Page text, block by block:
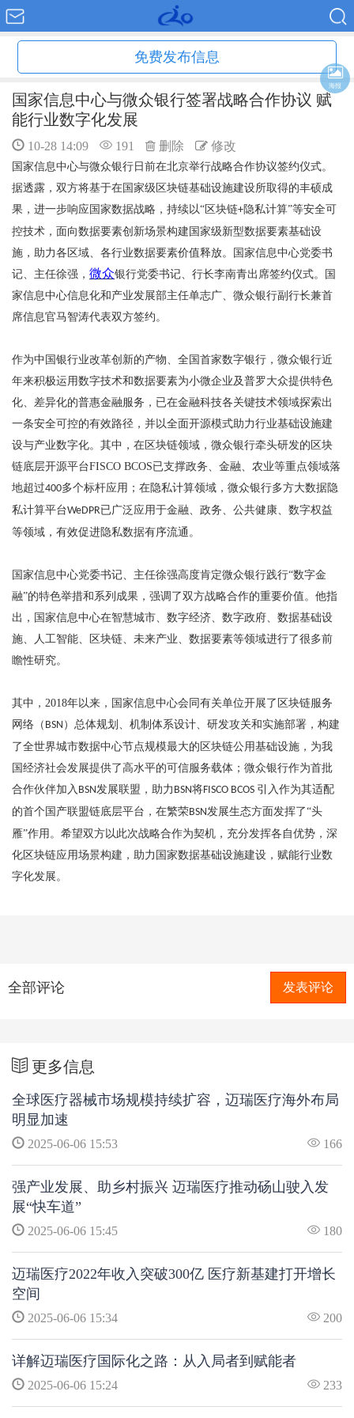
免费发布信息
国家信息中心与微众银行签署战略合作协议 赋
能行业数字化发展
10-28 14:09 191 删除 修改
国家信息中心与微众银行日前在北京举行战略合作协议签约仪式。
据透露，双方将基于在国家级区块链基础设施建设所取得的丰硕成
果，进一步响应国家数据战略，持续以“区块链+隐私计算”等安全可
控技术，面向数据要素创新场景构建国家级新型数据要素基础设
施，助力各区域、各行业数据要素价值释放。国家信息中心党委书
记、主任徐强， 微众银行党委书记、行长李南青出席签约仪式。国
家信息中心信息化和产业发展部主任单志广、微众银行副行长兼首
席信息官马智涛代表双方签约。
作为中国银行业改革创新的产物、全国首家数字银行，微众银行近
年来积极运用数字技术和数据要素为小微企业及普罗大众提供特色
化、差异化的普惠金融服务，已在金融科技各关键技术领域探索出
一条安全可控的有效路径，并以全面开源模式助力行业基础设施建
设与产业数字化。其中，在区块链领域，微众银行牵头研发的区块
链底层开源平台FISCO BCOS已支撑政务、金融、农业等重点领域落
地超过400多个标杆应用；在隐私计算领域，微众银行多方大数据隐
私计算平台WeDPR已广泛应用于金融、政务、公共健康、数字权益
等领域，有效促进隐私数据有序流通。
国家信息中心党委书记、主任徐强高度肯定微众银行践行“数字金
融”的特色举措和系列成果，强调了双方战略合作的重要价值。他指
出，国家信息中心在智慧城市、数字经济、数字政府、数据基础设
施、人工智能、区块链、未来产业、数据要素等领域进行了很多前
瞻性研究。
其中， 2018年以来，国家信息中心会同有关单位开展了区块链服务
网络（ BSN ）总体规划、机制体系设计、研发攻关和实施部署，构建
了全世界城市数据中心节点规模最大的区块链公用基础设施，为我
国经济社会发展提供了高水平的可信服务载体；微众银行作为首批
合作伙伴加入 BSN发展联盟，助力 BSN将FISCO BCOS 引入作为其适配
的首个国产联盟链底层平台，在繁荣BSN发展生态方面发挥了“头
雁”作用。希望双方以此次战略合作为契机，充分发挥各自优势，深
化区块链应用场景构建，助力国家数据基础设施建设，赋能行业数
字化发展。
全部评论 发表评论
更多信息
全球医疗器械市场规模持续扩容，迈瑞医疗海外布局
明显加速
2025-06-06 15:53 166
强产业发展、助乡村振兴 迈瑞医疗推动砀山驶入发
展“快车道”
2025-06-06 15:45 180
迈瑞医疗2022年收入突破300亿 医疗新基建打开增长
空间
2025-06-06 15:34 200
详解迈瑞医疗国际化之路：从入局者到赋能者
2025-06-06 15:24 233
海报